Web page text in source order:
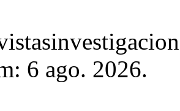
6 ago. 2026.